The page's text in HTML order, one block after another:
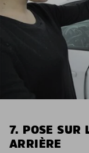
7. POSE SUR
ARRIÈRE